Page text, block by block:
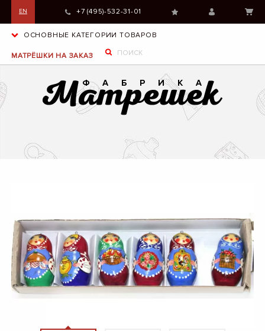
EN +7 (495)-532-31-01
ОСНОВНЫЕ КАТЕГОРИИ ТОВАРОВ
МАТРЁШКИ НА ЗАКАЗ